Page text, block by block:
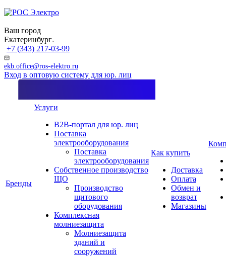
Ваш город
Екатеринбург
+7 (343) 217-03-99
ekb.office@ros-elektro.ru
Вход в оптовую систему для юр. лиц
Бренды
Услуги
B2B-портал для юр. лиц
Поставка
электрооборудования
Поставка
электрооборудования
Собственное производство
ЩО
Производство
щитового
оборудования
Комплексная
молниезащита
Молниезащита
зданий и
сооружений
Как купить
Доставка
Оплата
Обмен и
возврат
Магазины